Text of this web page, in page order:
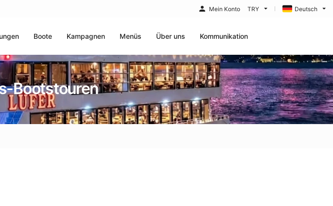
Mein Konto TRY Deutsch
Boote Kampagnen Menüs Über uns Kommunikation
Bootstouren